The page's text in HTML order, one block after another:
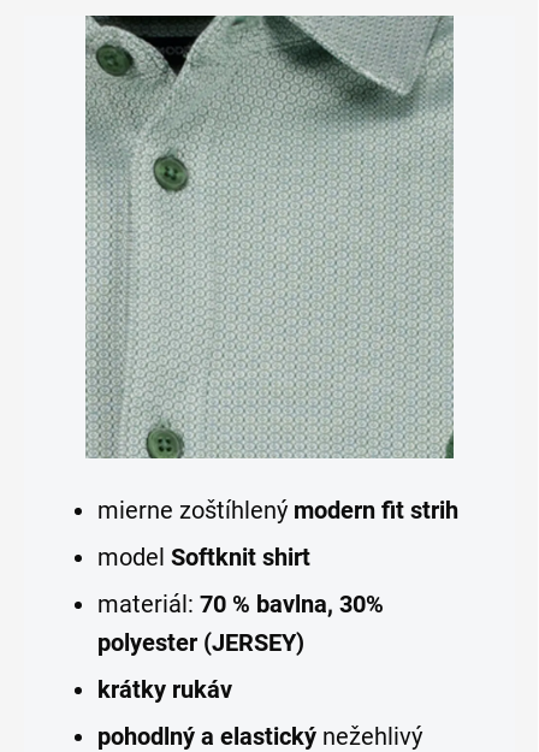
mierne zoštíhlenýmodern fit strih
model Softknit shirt
materiál: 70 % bavlna, 30%
polyester (JERSEY)
krátky rukáv
pohodlný a elastický nežehlivý